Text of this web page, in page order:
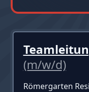
(m/w/d)
Römergarten